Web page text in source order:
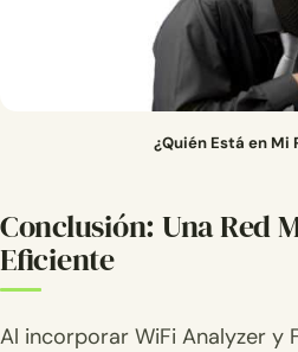
¿Quién Está en Mi
Conclusión: Una Red
Eficiente
Al incorporar WiFi Analyzer y